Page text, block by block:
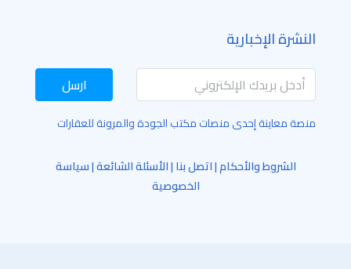
النشرة الإخبارية
ارسل
منصة معاينة إحدى منصات مكتب الجودة والمرونة للعقارات
الشروط والأحكام|اتصل بنا|الأسئلة الشائعة|سياسة
الخصوصية